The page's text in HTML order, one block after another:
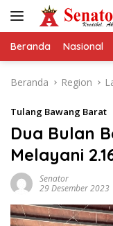
Beranda Nasional
Beranda Region
Tulang Bawang Barat
Dua Bulan
Melayani
Senator
29 Desember 2023